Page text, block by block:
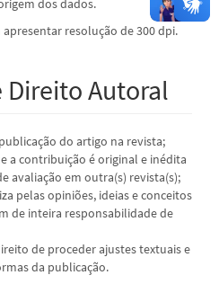
resolução de 300 dpi.
Direito Autoral
do artigo na revista;
a contribuição é original e inédita
avaliação em outra(s) revista(s);
pelas opiniões, ideias e conceitos
de inteira responsabilidade de
de proceder ajustes textuais e
da publicação.